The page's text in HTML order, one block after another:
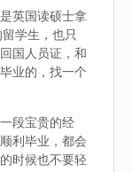
英国读硕士拿
学生，也只
国人员证，和
业的，找一个
段宝贵的经
利毕业，都会
时候也不要轻